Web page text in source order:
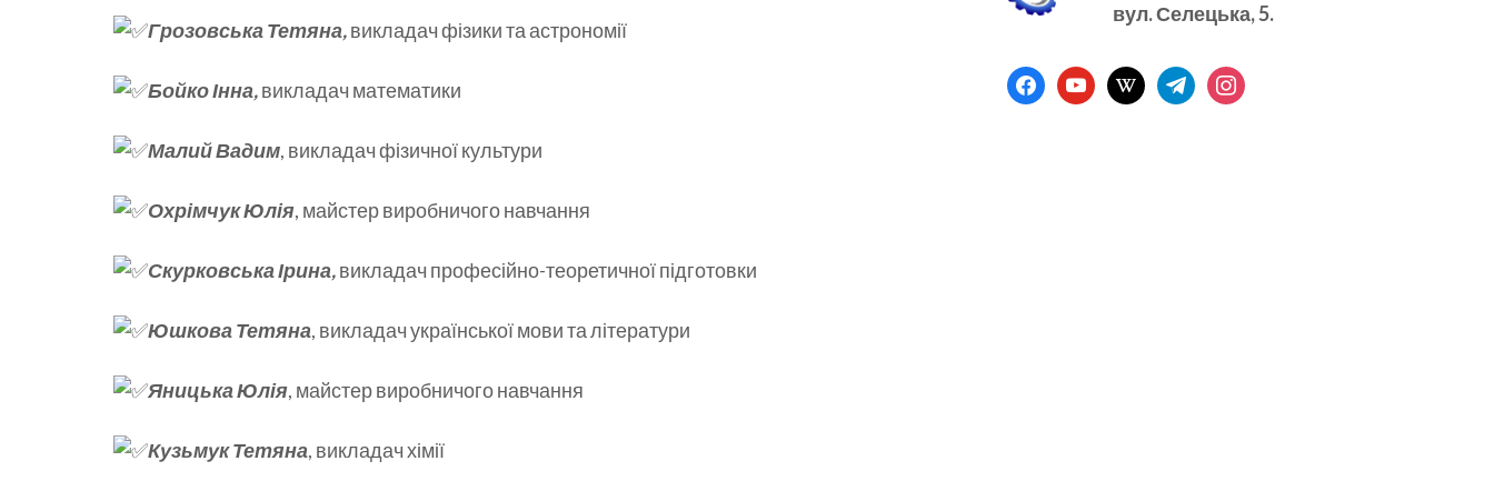
Грозовська Тетяна,викладач фізики та астрономії
Бойко Інна,викладач математики
Малий Вадим, викладач фізичної культури
Охрімчук Юлія, майстер виробничого навчання
Скурковська Ірина,викладач професійно-теоретичної підготовки
Юшкова Тетяна, викладач української мови та літератури
Яницька Юлія, майстер виробничого навчання
Кузьмук Тетяна, викладач хімії
вул. Селецька, 5.
facebookyoutubewikipediatelegraminstagram